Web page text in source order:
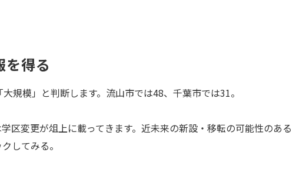
得る
規模」と判断します。流山市では48、千葉市では31。
区変更が俎上に載ってきます。近未来の新設・移転の可能性のある
してみる。